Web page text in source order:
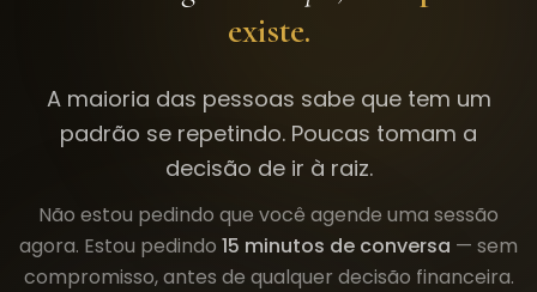
existe.
A maioria das pessoas sabe que tem um
padrão se repetindo. Poucas tomam a
decisão de ir à raiz.
Não estou pedindo que você agende uma sessão
agora. Estou pedindo 15 minutos de conversa — sem
compromisso, antes de qualquer decisão financeira.